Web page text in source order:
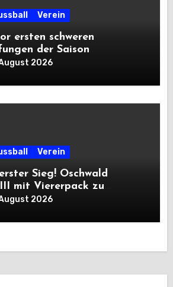
Verein
ersten schweren
der Saison
2026
Verein
Sieg! Oschwald
mit Viererpack zu
2026